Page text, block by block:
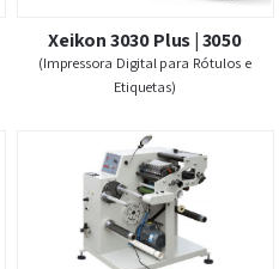
Xeikon 3030 Plus |
(Impressora Digital para
Etiquetas)